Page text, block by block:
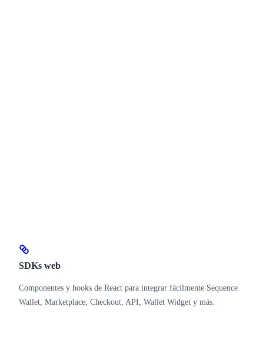
SDKs web
Componentes y hooks de React para integrar fácilmente Sequence
Wallet, Marketplace, Checkout, API, Wallet Widget y más.